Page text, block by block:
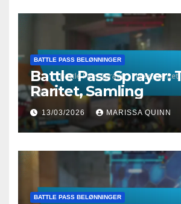
BATTLE PASS BELØNNINGER
Battle Pass Sprayer:
Raritet, Samling
13/03/2026 MARISSA QUINN
BATTLE PASS BELØNNINGER